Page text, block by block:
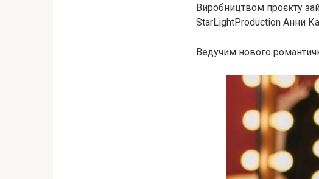
Виробництвом проєкту
StarLightProduction Анни
Ведучим нового